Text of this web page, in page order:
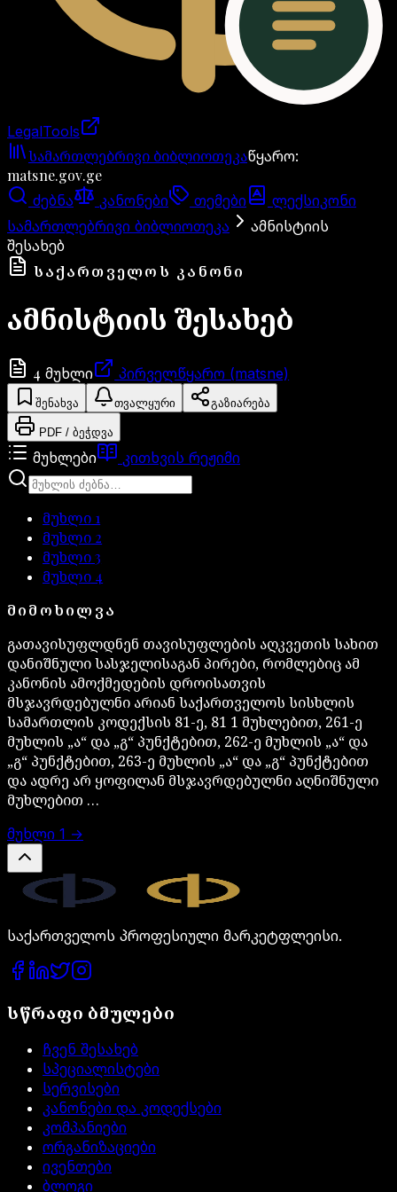
LegalTools
ანგარიში იტვირთება
სამართლებრივი ბიბლიოთეკაწყარო:
matsne.gov.ge
ძებნა კანონები თემები
ლექსიკონი
სამართლებრივი ბიბლიოთეკა
ამნისტიის
შესახებ
ᲡᲐᲥᲐᲠᲗᲕᲔᲚᲝᲡ ᲙᲐᲜᲝᲜᲘ
ამნისტიის შესახებ
4 მუხლი პირველწყარო (matsne)
შენახვა თვალყური გაზიარება
PDF / ბეჭდვა
მუხლები კითხვის რეჟიმი
მუხლი 1
მუხლი 2
მუხლი3
მუხლი 4
ᲛᲘᲛᲝᲮᲘᲚᲕᲐ
გათავისუფლდნენ თავისუფლების აღკვეთის სახით
დანიშნული სასჯელისაგან პირები, რომლებიც ამ
კანონის ამოქმედების დროისათვის
მსჯავრდებულნი არიან საქართველოს სისხლის
სამართლის კოდექსის 81-ე, 81 1 მუხლებით, 261-ე
მუხლის „ა“ და „გ“ პუნქტებით, 262-ე მუხლის „ა“ და
„გ“ პუნქტებით, 263-ე მუხლის „ა“ და „გ“ პუნქტებით
და ადრე არ ყოფილან მსჯავრდებულნი აღნიშნული
მუხლებით …
მუხლი 1 →
საქართველოს პროფესიული მარკეტფლეისი.
სწრაფი ბმულები
ჩვენ შესახებ
სპეციალისტები
სერვისები
კანონები და კოდექსები
კომპანიები
ორგანიზაციები
ივენთები
ბლოგი